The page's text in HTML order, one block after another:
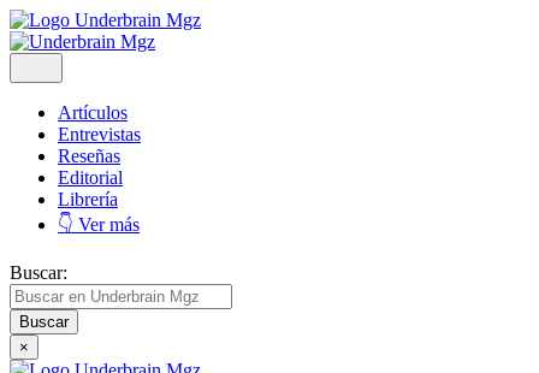
Artículos
Entrevistas
Reseñas
Editorial
Librería
👇 Ver más
Buscar:
×